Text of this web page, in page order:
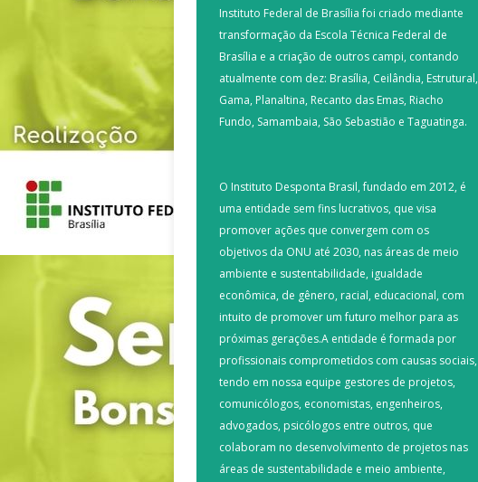
Instituto Federal de Brasília foi criado mediante
transformação da Escola Técnica Federal de
Brasília e a criação de outros campi, contando
atualmente com dez: Brasília, Ceilândia, Estrutural,
Gama, Planaltina, Recanto das Emas, Riacho
Fundo, Samambaia, São Sebastião e Taguatinga.
O Instituto Desponta Brasil, fundado em 2012, é
uma entidade sem fins lucrativos, que visa
promover ações que convergem com os
objetivos da ONU até 2030, nas áreas de meio
ambiente e sustentabilidade, igualdade
econômica, de gênero, racial, educacional, com
intuito de promover um futuro melhor para as
próximas gerações.A entidade é formada por
profissionais comprometidos com causas sociais,
tendo em nossa equipe gestores de projetos,
comunicólogos, economistas, engenheiros,
advogados, psicólogos entre outros, que
colaboram no desenvolvimento de projetos nas
áreas de sustentabilidade e meio ambiente,